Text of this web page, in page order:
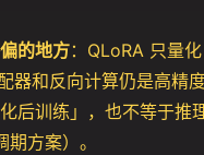
的地方：QLoRA 只量
器和反向计算仍是高精
化后训练」，也不等于推
期方案）。